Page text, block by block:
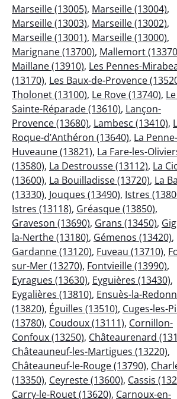
Marseille (13005), Marseille (13004),
Marseille (13003), Marseille (13002),
Marseille (13001), Marseille (13000),
Marignane (13700), Mallemort
Maillane (13910), Les Pennes-
(13170), Les Baux-de-Provence
Tholonet (13100), Le Rove (13740),
Sainte-Réparade (13610), Lançon-
Provence (13680), Lambesc (13410),
Roque-d’Anthéron (13640), La
Huveaune (13821), La Fare-les-
(13580), La Destrousse (13112), La
(13600), La Bouilladisse (13720), La
(13330), Jouques (13490), Istres
Istres (13118), Gréasque (13850),
Graveson (13690), Grans (13450),
la-Nerthe (13180), Gémenos (13420),
Gardanne (13120), Fuveau (13710),
sur-Mer (13270), Fontvieille (13990),
Eyragues (13630), Eyguières (13430),
Eygalières (13810), Ensuès-la-
(13820), Éguilles (13510), Cuges-les-
(13780), Coudoux (13111), Cornillon-
Confoux (13250), Châteaurenard
Châteauneuf-les-Martigues (13220),
Châteauneuf-le-Rouge (13790),
(13350), Ceyreste (13600), Cassis
Carry-le-Rouet (13620), Carnoux-en-